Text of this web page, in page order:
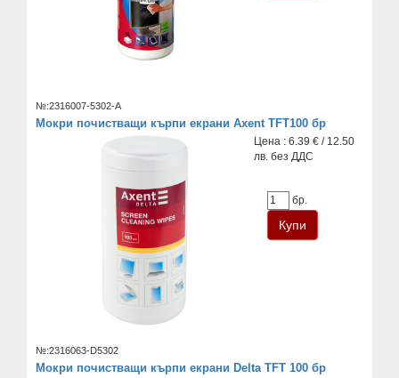
№:2316007-5302-A
Мокри почистващи кърпи екрани Axent TFT100 бр
Цена : 6.39 € / 12.50
лв. без ДДС
бр.
№:2316063-D5302
Мокри почистващи кърпи екрани Delta TFT 100 бр